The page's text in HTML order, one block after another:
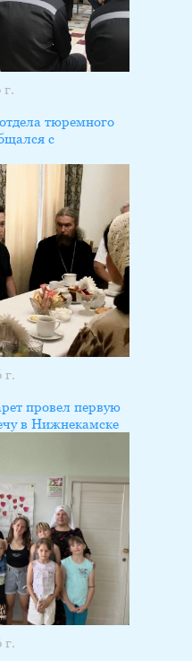
г.
тюремного
с
г.
провел первую
в Нижнекамске
г.